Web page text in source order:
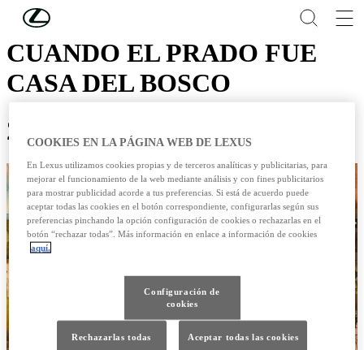
Skip to Main Content
CUANDO EL PRADO FUE
CASA DEL BOSCO
23 /05 / 2016
COOKIES EN LA PÁGINA WEB DE LEXUS
En Lexus utilizamos cookies propias y de terceros analíticas y publicitarias, para
mejorar el funcionamiento de la web mediante análisis y con fines publicitarios
para mostrar publicidad acorde a tus preferencias. Si está de acuerdo puede
aceptar todas las cookies en el botón correspondiente, configurarlas según sus
preferencias pinchando la opción configuración de cookies o rechazarlas en el
botón “rechazar todas”. Más información en enlace a información de cookies
aquí.
Configuración de
cookies
Rechazarlas todas Aceptar todas las cookies